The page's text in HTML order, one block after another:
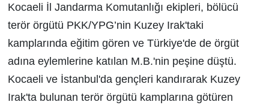
Kocaeli İl Jandarma Komutanlığı ekipleri, bölücü
terör örgütü PKK/YPG’nin Kuzey Irak'taki
kamplarında eğitim gören ve Türkiye'de de örgüt
adına eylemlerine katılan M.B.'nin peşine düştü.
Kocaeli ve İstanbul'da gençleri kandırarak Kuzey
Irak'ta bulunan terör örgütü kamplarına götüren